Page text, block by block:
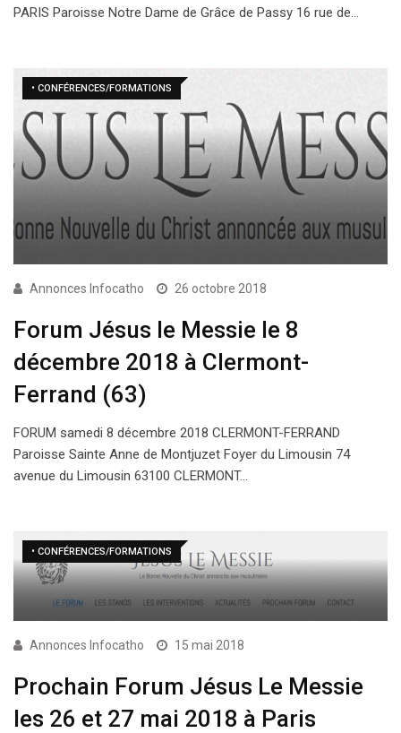
PARIS Paroisse Notre Dame de Grâce de Passy 16 rue de…
• CONFÉRENCES/FORMATIONS
Annonces Infocatho 26 octobre 2018
Forum Jésus le Messie le 8
décembre 2018 à Clermont-
Ferrand (63)
FORUM samedi 8 décembre 2018 CLERMONT-FERRAND
Paroisse Sainte Anne de Montjuzet Foyer du Limousin 74
avenue du Limousin 63100 CLERMONT…
• CONFÉRENCES/FORMATIONS
Annonces Infocatho 15 mai 2018
Prochain Forum Jésus Le Messie
les 26 et 27 mai 2018 à Paris